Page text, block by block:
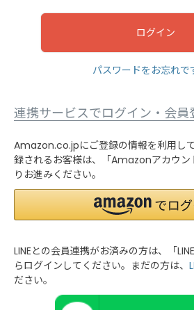
ログイン
パスワードをお忘れで
連携サービスでログイン・会員
Amazon.co.jpにご登録の情報を利用し
録されるお客様は、「Amazonアカウン
りお進みください。
LINEとの会員連携がお済みの方は、「
らログインしてください。まだの方は、
ださい。